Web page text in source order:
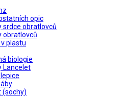
opic
srdce obratlovců
obratlovců
plastu
biologie
Lancelet
(sochy)